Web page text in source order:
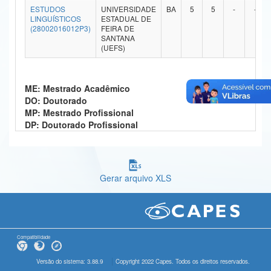
Ministério da Ciência, Tecnologia, Inovações e Comunicações
Ministério do Desenvolvimento Regional
Controladoria-Geral da União
ESTUDOS
LINGUÍSTICOS
(28002016012P3)
UNIVERSIDADE
ESTADUAL DE
FEIRA DE
SANTANA
(UEFS)
BA 5 5 - -
ME: Mestrado Acadêmico
DO: Doutorado
MP: Mestrado Profissional
DP: Doutorado Profissional
Gerar arquivo XLS
Compatibilidade
Versão do sistema: 3.88.9 Copyright 2022 Capes. Todos os direitos reservados.